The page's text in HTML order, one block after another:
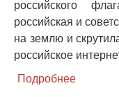
российского
российская и
на землю и
российское
Подробнее